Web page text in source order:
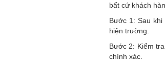
bất cứ khách
Bước 1: Sau
hiện trường.
Bước 2: Kiểm
chính xác.